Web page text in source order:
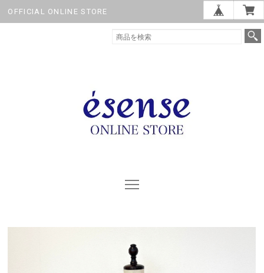
OFFICIAL ONLINE STORE